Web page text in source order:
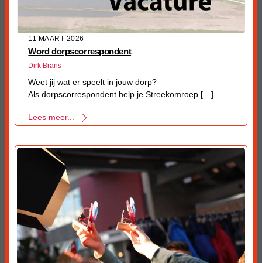
11 MAART 2026
Word dorpscorrespondent
Dirk Brans
Weet jij wat er speelt in jouw dorp?
Als dorpscorrespondent help je Streekomroep […]
Lees meer...